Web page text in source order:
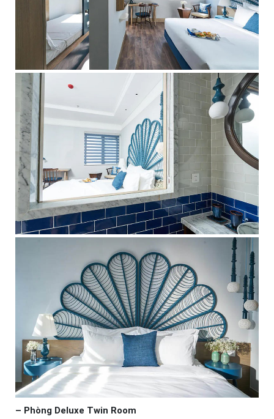
– Phòng Deluxe Twin Room